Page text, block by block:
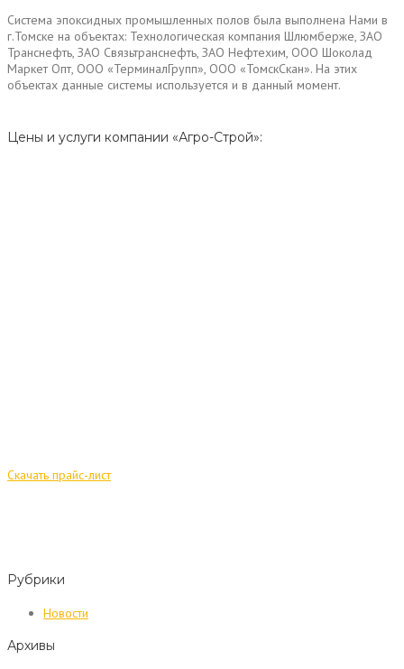
Система эпоксидных промышленных полов была выполнена Нами в
г.Томске на объектах: Технологическая компания Шлюмберже, ЗАО
Транснефть, ЗАО Связьтранснефть, ЗАО Нефтехим, ООО Шоколад
Маркет Опт, ООО «ТерминалГрупп», ООО «ТомскСкан». На этих
объектах данные системы используется и в данный момент.
Цены и услуги компании «Агро-Строй»:
Скачать прайс-лист
Рубрики
Новости
Архивы